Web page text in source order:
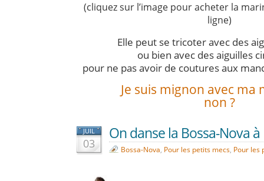
(cliquez sur l’image pour acheter la
ligne)
Elle peut se tricoter avec des
ou bien avec des aiguilles
pour ne pas avoir de coutures aux
Je suis mignon avec ma
non ?
JUIL
03
On danse la Bossa-Nova
Bossa-Nova, Pour les petits mecs, Pour les